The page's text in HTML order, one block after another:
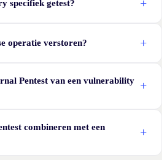
specifiek getest?
operatie verstoren?
Pentest van een vulnerability
combineren met een